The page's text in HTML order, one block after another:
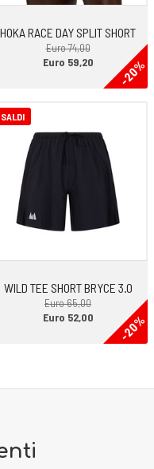
HOKA RACE DAY SPLIT SHORT
Euro 74,00
-20%
Euro 59,20
SALDI
WILD TEE SHORT BRYCE 3.0
Euro 65,00
-20%
Euro 52,00